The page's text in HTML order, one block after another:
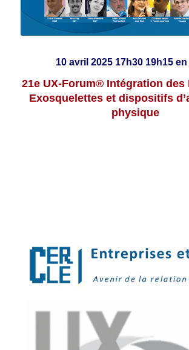
10 avril 2025 17h30 19h15 en
21e UX-Forum® Intégration
Exosquelettes et dispositifs
physique